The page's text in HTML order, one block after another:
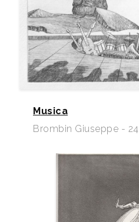
Musica
Brombin Giuseppe - 24